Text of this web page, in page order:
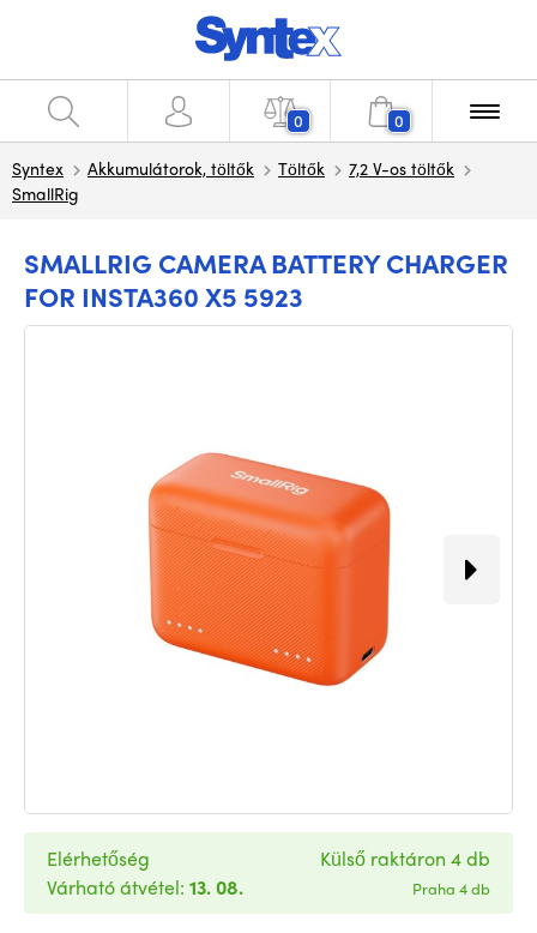
0 0
Syntex Akkumulátorok, töltők Töltők
7,2 V-os töltők
SmallRig
SMALLRIG CAMERA BATTERY CHARGER
FOR INSTA360 X5 5923
Elérhetőség
Várható átvétel: 13. 08.
Külső raktáron 4 db
Praha 4 db